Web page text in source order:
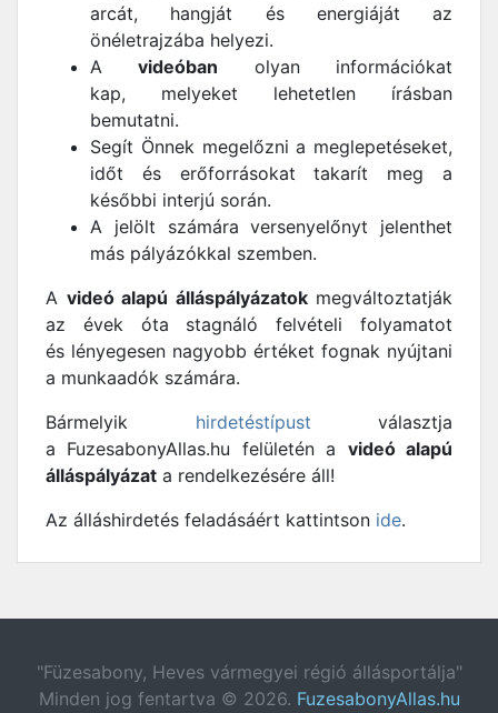
arcát, hangját és energiáját az
önéletrajzába helyezi.
Avideóban olyan információkat
kap, melyeket lehetetlen írásban
bemutatni.
Segít Önnek megelőzni a meglepetéseket,
időt és erőforrásokat takarít meg a
későbbi interjú során.
A jelölt számára versenyelőnyt jelenthet
más pályázókkal szemben.
A videó alapú álláspályázatokmegváltoztatják
az évek óta stagnáló felvételi folyamatot
és lényegesen nagyobb értéket fognak nyújtani
a munkaadók számára.
Bármelyik hirdetéstípust választja
a FuzesabonyAllas.hu felületén a videó alapú
álláspályázat a rendelkezésére áll!
Az álláshirdetés feladásáért kattintson ide.
"Füzesabony, Heves vármegyei régió állásportálja"
Minden jog fentartva © 2026. FuzesabonyAllas.hu